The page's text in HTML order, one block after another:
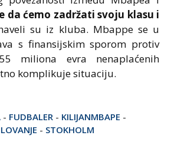
da ćemo zadržati svoju klasu i
su iz kluba. Mbappe se u
s finansijskim sporom protiv
miliona evra nenaplaćenih
komplikuje situaciju.
- FUDBALER - KILIJANMBAPE -
- STOKHOLM